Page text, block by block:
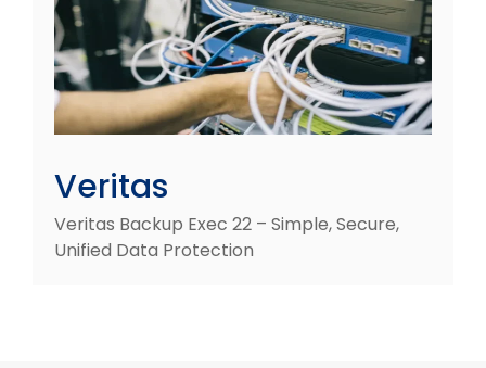
Veritas
Veritas Backup Exec 22 – Simple, Secure,
Unified Data Protection